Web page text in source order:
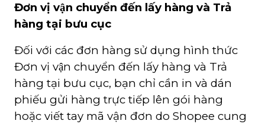
Đơn vị vận chuyển đến lấy hàng và Trả
hàng tại bưu cục
Đối với các đơn hàng sử dụng hình thức
Đơn vị vận chuyển đến lấy hàng và Trả
hàng tại bưu cục, bạn chỉ cần in và dán
phiếu gửi hàng trực tiếp lên gói hàng
hoặc viết tay mã vận đơn do Shopee cung